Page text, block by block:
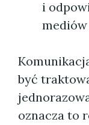
i
być
oznacza to